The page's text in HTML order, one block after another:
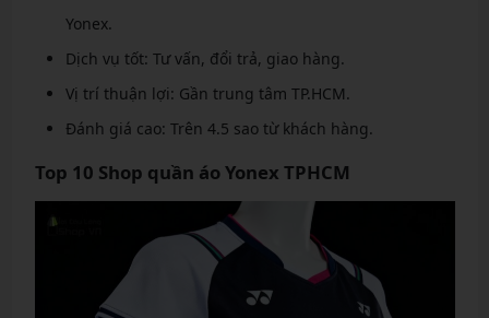
Yonex.
Dịch vụ tốt: Tư vấn, đổi trả, giao hàng.
Vị trí thuận lợi: Gần trung tâm TP.HCM.
Đánh giá cao: Trên 4.5 sao từ khách hàng.
Top 10 Shop quần áo Yonex TPHCM